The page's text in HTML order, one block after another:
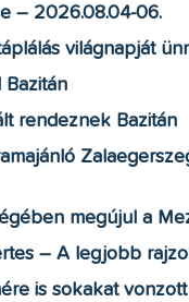
– 2026.08.04-06.
világnapját
rendeznek Bazitán
megújul a
– A legjobb
is sokakat